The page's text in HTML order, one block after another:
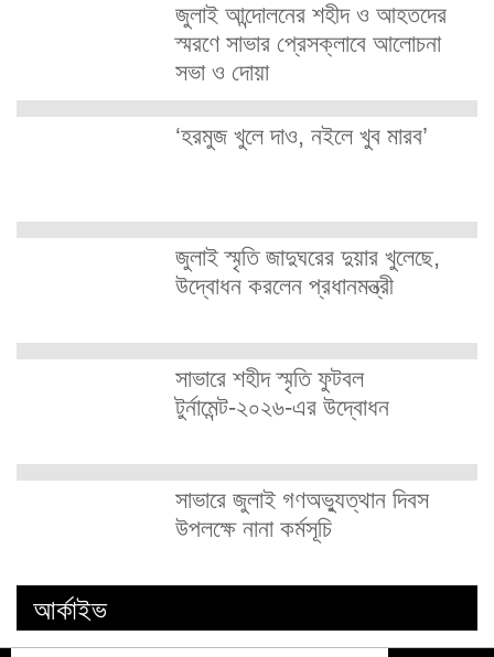
জুলাই আন্দোলনের শহীদ ও আহতদের
স্মরণে সাভার প্রেসক্লাবে আলোচনা
সভা ও দোয়া
‘হরমুজ খুলে দাও, নইলে খুব মারব’
জুলাই স্মৃতি জাদুঘরের দুয়ার খুলেছে,
উদ্বোধন করলেন প্রধানমন্ত্রী
সাভারে শহীদ স্মৃতি ফুটবল
টুর্নামেন্ট-২০২৬-এর উদ্বোধন
সাভারে জুলাই গণঅভ্যুত্থান দিবস
উপলক্ষে নানা কর্মসূচি
আর্কাইভ